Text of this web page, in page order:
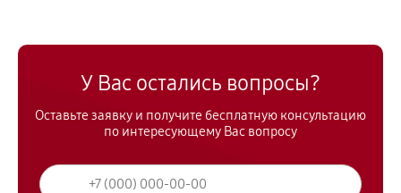
У Вас остались вопросы?
Оставьте заявку и получите бесплатную консультацию
по интересующему Вас вопросу